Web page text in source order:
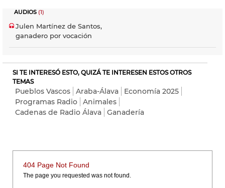
AUDIOS (1)
Julen Martínez de Santos,
ganadero por vocación
SI TE INTERESÓ ESTO, QUIZÁ TE INTERESEN ESTOS OTROS
TEMAS
Pueblos Vascos Araba-Álava
Economía 2025
Programas Radio
Animales
Cadenas de Radio Álava
Ganadería
404 Page Not Found
The page you requested was not found.